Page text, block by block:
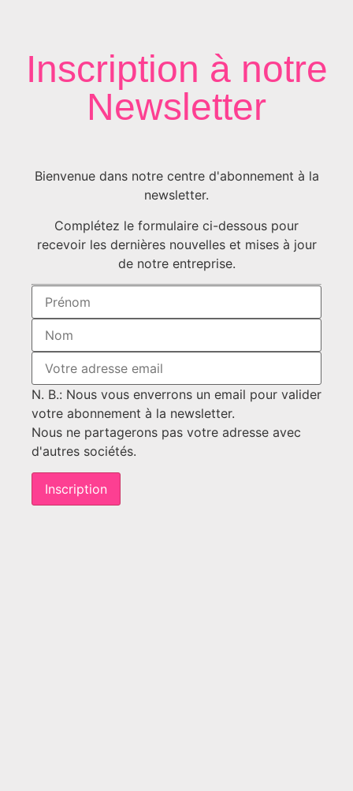
Inscription à notre
Newsletter
Bienvenue dans notre centre d'abonnement à la
newsletter.
Complétez le formulaire ci-dessous pour
recevoir les dernières nouvelles et mises à jour
de notre entreprise.
N. B.: Nous vous enverrons un email pour valider
votre abonnement à la newsletter.
Nous ne partagerons pas votre adresse avec
d'autres sociétés.
Inscription